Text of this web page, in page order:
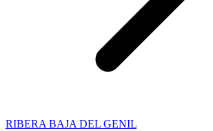
RIBERA BAJA DEL GENIL